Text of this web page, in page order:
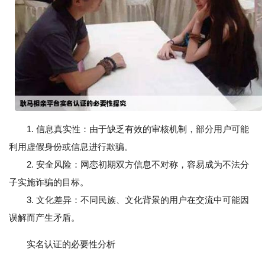
1. 信息真实性：由于缺乏有效的审核机制，部分用户可能
利用虚假身份或信息进行欺骗。
2. 安全风险：网恋初期双方信息不对称，容易成为不法分
子实施诈骗的目标。
3. 文化差异：不同民族、文化背景的用户在交流中可能因
误解而产生矛盾。
实名认证的必要性分析